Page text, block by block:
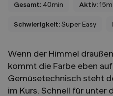
Gesamt: 40min Aktiv:
Schwierigkeit:Super Easy
Wenn der Himmel
kommt die Farbe eben
Gemüsetechnisch steht
im Kurs. Schnell für unter